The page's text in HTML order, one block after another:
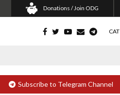
Donations / Join ODG
CAT
Subscribe to Telegram Channel